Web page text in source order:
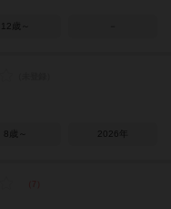
12歳～
8歳～ 2026年